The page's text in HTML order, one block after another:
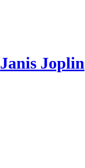
Janis Joplin